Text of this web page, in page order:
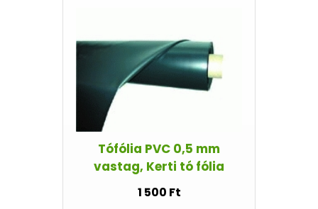
Tófólia PVC 0,5 mm
vastag, Kerti tó fólia
1 500 Ft